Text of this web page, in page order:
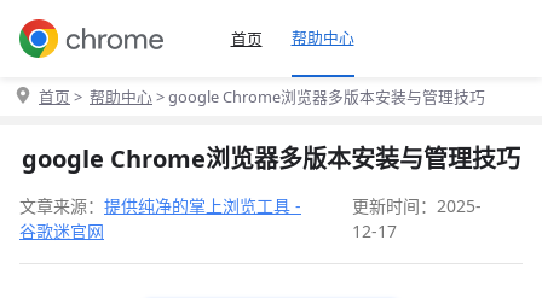
首页 帮助中心
首页 > 帮助中心> google Chrome浏览器多版本安装与管理技巧
google Chrome浏览器多版本安装与管理技巧
文章来源： 提供纯净的掌上浏览工具 -
谷歌迷官网
更新时间：2025-
12-17